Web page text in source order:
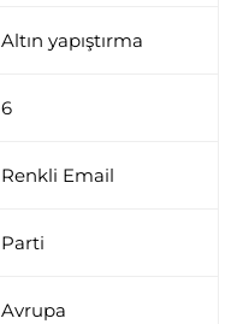
Altın yapıştırma
6
Renkli Email
Parti
Avrupa